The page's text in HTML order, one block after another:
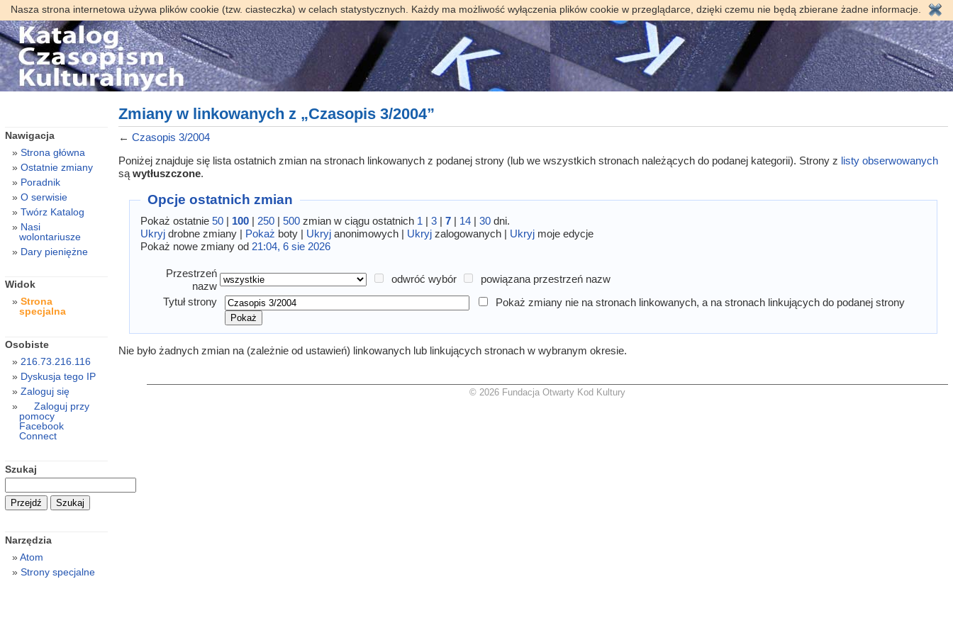
Nasza strona internetowa używa plików cookie (tzw. ciasteczka) w celach statystycznych. Każdy ma możliwość wyłączenia plików cookie w przeglądarce, dzięki czemu nie będą zbierane żadne informacje.
Zmiany w linkowanych z „Czasopis 3/2004”
← Czasopis 3/2004
Poniżej znajduje się lista ostatnich zmian na stronach linkowanych z podanej strony (lub we wszystkich stronach należących do podanej kategorii). Strony z listy obserwowanych
są wytłuszczone.
Opcje ostatnich zmian
Pokaż ostatnie50 | 100 | 250 |500 zmian w ciągu ostatnich 1 |3 |7 | 14 |30 dni.
Ukryj drobne zmiany | Pokaż boty | Ukryj anonimowych | Ukryj zalogowanych | Ukryj moje edycje
Pokaż nowe zmiany od 21:04, 6 sie 2026
Przestrzeń
nazw
odwróć wybór
powiązana przestrzeń nazw
Tytuł strony
Pokaż zmiany nie na stronach linkowanych, a na stronach linkujących do podanej strony
Nie było żadnych zmian na (zależnie od ustawień) linkowanych lub linkujących stronach w wybranym okresie.
Nawigacja
Strona główna
Ostatnie zmiany
Poradnik
O serwisie
Twórz Katalog
Nasi
wolontariusze
Dary pieniężne
Widok
Strona
specjalna
Osobiste
216.73.216.116
Dyskusja tego IP
Zaloguj się
Zaloguj przy
pomocy
Facebook
Connect
Szukaj
Narzędzia
Atom
Strony specjalne
© 2026 Fundacja Otwarty Kod Kultury